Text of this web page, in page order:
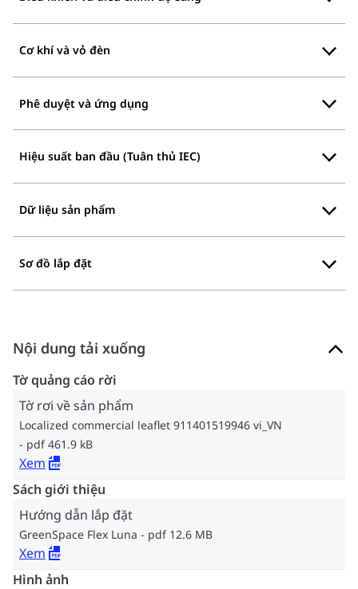
Cơ khí và vỏ đèn
Phê duyệt và ứng dụng
Hiệu suất ban đầu (Tuân thủ IEC)
Dữ liệu sản phẩm
Sơ đồ lắp đặt
Nội dung tải xuống
Tờ quảng cáo rời
Tờ rơi về sản phẩm
Localized commercial leaflet 911401519946 vi_VN
pdf 461.9 kB
Xem
Sách giới thiệu
Hướng dẫn lắp đặt
GreenSpace Flex Luna pdf 12.6 MB
Xem
Hình ảnh